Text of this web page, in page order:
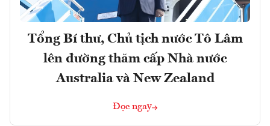
Tổng Bí thư, Chủ tịch nước Tô Lâm
lên đường thăm cấp Nhà nước
Australia và New Zealand
Đọc ngay